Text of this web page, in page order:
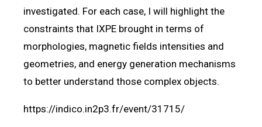
investigated. For each case, I will highlight the
constraints that IXPE brought in terms of
morphologies, magnetic fields intensities and
geometries, and energy generation mechanisms
to better understand those complex objects.
https://indico.in2p3.fr/event/31715/